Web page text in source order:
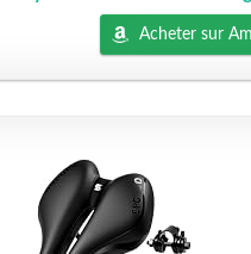
Acheter sur